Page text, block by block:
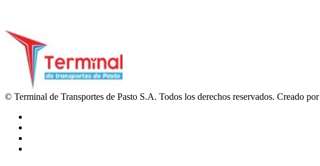
© Terminal de Transportes de Pasto S.A. Todos los derechos reservados. Creado por